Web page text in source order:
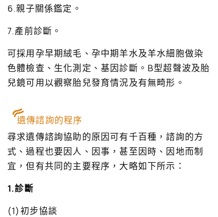
6.親子關係鑑定。
7.產前診斷。
可採用孕早期絨毛、孕中期羊水及羊水細胞做染
色體檢查、生化測定、基因診斷。B型超聲波及胎
兒鏡可用以觀察胎兒發育情況及有無畸形。
遺傳諮詢的程序
尋求遺傳諮詢協助的原因可有千百種，諮詢的方
式、過程也要因人、因事，甚至因時、因地而制
宜，但有共同的主要程序，大略如下所示：
1.診斷
(1)初步協談